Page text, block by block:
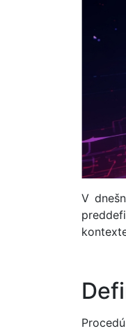
V